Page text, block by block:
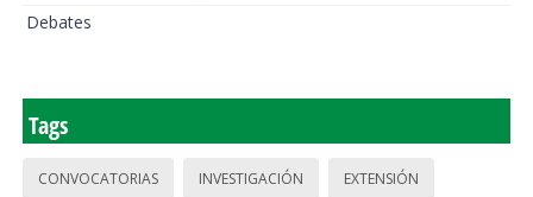
Debates
Tags
CONVOCATORIAS INVESTIGACIÓN EXTENSIÓN